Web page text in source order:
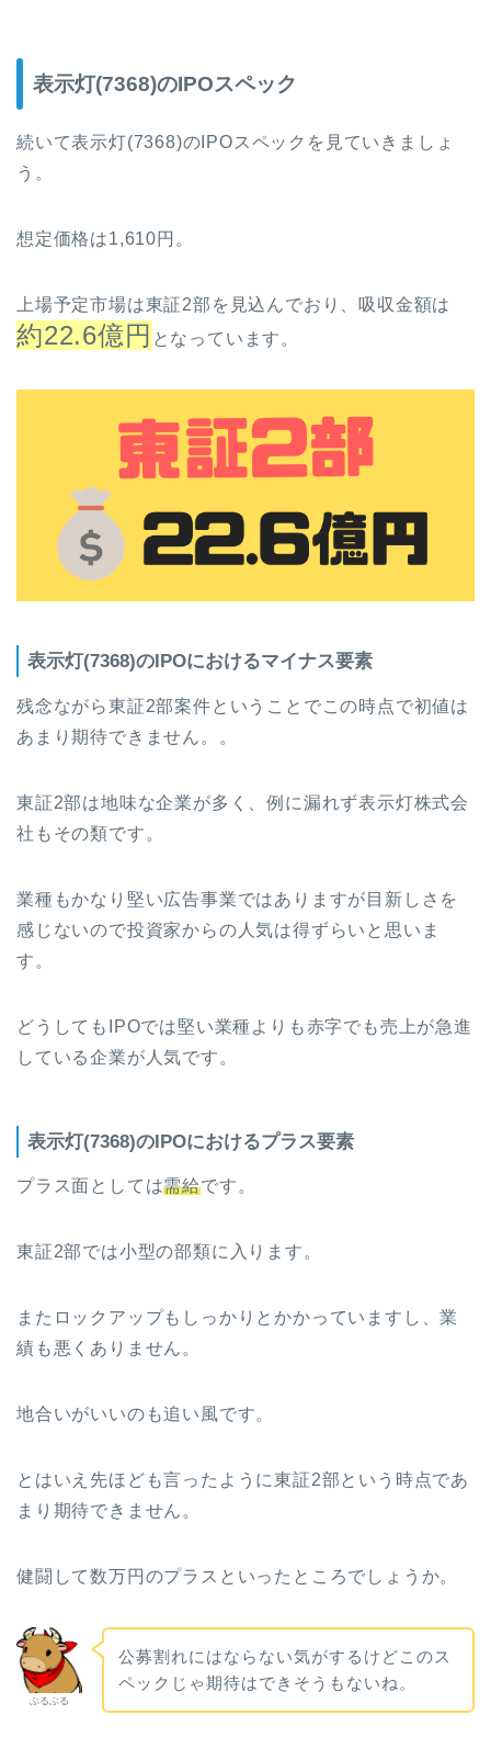
表示灯(7368)のIPOスペック
続いて表示灯(7368)のIPOスペックを見ていきましょ
う。
想定価格は1,610円。
上場予定市場は東証2部を見込んでおり、吸収金額は
約22.6億円 となっています。
表示灯(7368)のIPOにおけるマイナス要素
残念ながら東証2部案件ということでこの時点で初値は
あまり期待できません。。
東証2部は地味な企業が多く、例に漏れず表示灯株式会
社もその類です。
業種もかなり堅い広告事業ではありますが目新しさを
感じないので投資家からの人気は得ずらいと思いま
す。
どうしてもIPOでは堅い業種よりも赤字でも売上が急進
している企業が人気です。
表示灯(7368)のIPOにおけるプラス要素
プラス面としては需給です。
東証2部では小型の部類に入ります。
またロックアップもしっかりとかかっていますし、業
績も悪くありません。
地合いがいいのも追い風です。
とはいえ先ほども言ったように東証2部という時点であ
まり期待できません。
健闘して数万円のプラスといったところでしょうか。
ぶるぶる
公募割れにはならない気がするけどこのス
ペックじゃ期待はできそうもないね。